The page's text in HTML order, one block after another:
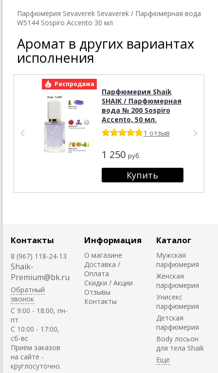
Парфюмерия Sevaverek Sevaverek / Парфюмерная вода
W5144 Sospiro Accento 30 мл
Аромат в других вариантах
исполнения
Распродажа
Парфюмерия Shaik
SHAIK / Парфюмерная
вода № 200 Sospiro
Accento, 50 мл.
1 отзыв
1 250 руб.
Контакты
8 (967) 118-24-13
Shaik-
Premium@bk.ru
Обратный
звонок
C 9:00 - 18:00, пн-
пт
С 10:00 - 17:00,
сб-вс
Приём заказов
на сайте -
круглосуточно.
Информация
О магазине
Доставка /
Оплата
Скидки / Акции
Отзывы
Контакты
Каталог
Мужская
парфюмерия
Женская
парфюмерия
Унисекс
парфюмерия
Детская
парфюмерия
Body лосьон
для тела Shaik